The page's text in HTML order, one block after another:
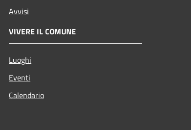
Avvisi
VIVERE IL COMUNE
Luoghi
Eventi
Calendario